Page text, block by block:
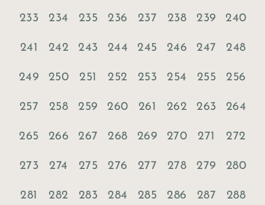
233 234 235 236 237 238 239 240
241 242 243 244 245 246 247 248
249 250 251 252 253 254 255 256
257 258 259 260 261 262 263 264
265 266 267 268 269 270 271 272
273 274 275 276 277 278 279 280
281 282 283 284 285 286 287 288